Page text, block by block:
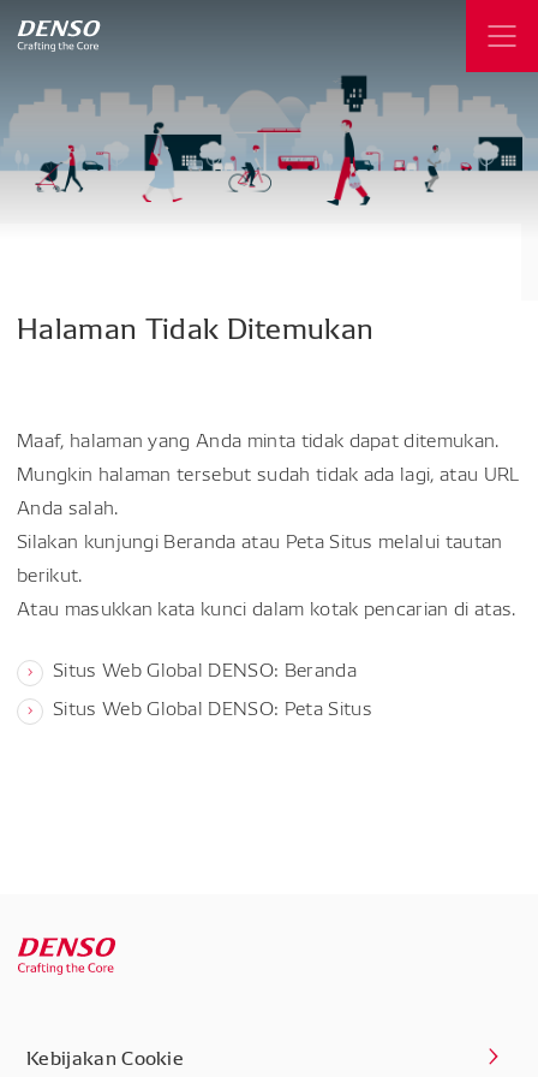
Halaman Tidak Ditemukan
Maaf, halaman yang Anda minta tidak dapat ditemukan.
Mungkin halaman tersebut sudah tidak ada lagi, atau URL
Anda salah.
Silakan kunjungi Beranda atau Peta Situs melalui tautan
berikut.
Atau masukkan kata kunci dalam kotak pencarian di atas.
Situs Web Global DENSO: Beranda
Situs Web Global DENSO: Peta Situs
Kebijakan Cookie